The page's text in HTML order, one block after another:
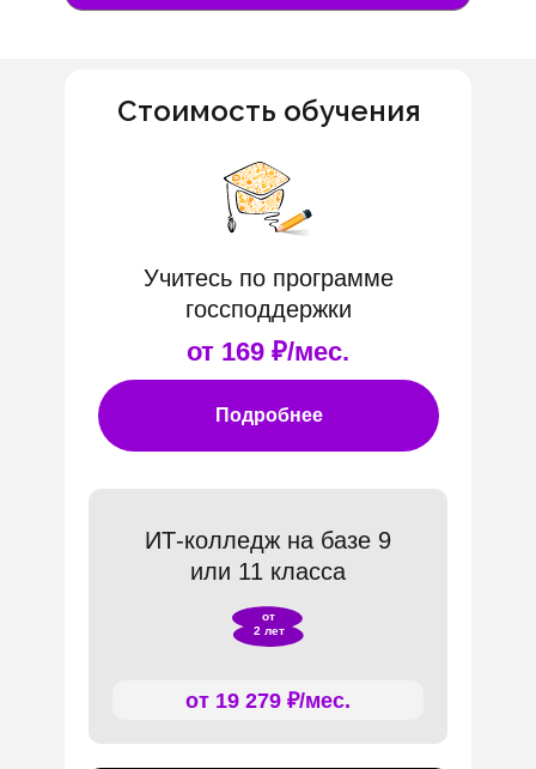
ИТ-колледж на базе 9
или 11 класса
Стоимость обучения
от
2 лет
от 19 279 ₽/мес.
Подробнее
Учитесь по программе
госсподдержки
от 169 ₽/мес.